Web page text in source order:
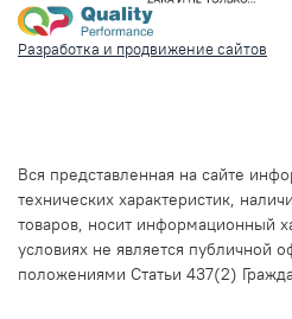
Разработка и продвижение сайтов
Вся представленная на сайте
технических характеристик,
товаров, носит информационный
условиях не является публичной
положениями Статьи 437(2)